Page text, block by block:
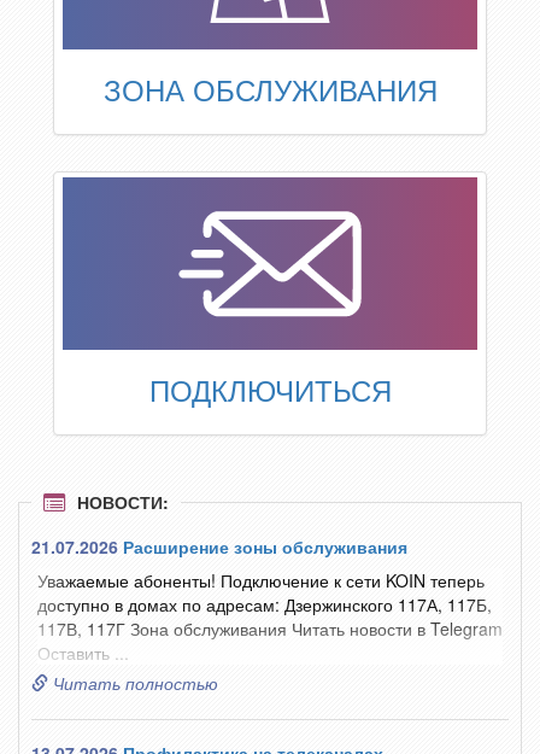
ЗОНА ОБСЛУЖИВАНИЯ
ПОДКЛЮЧИТЬСЯ
НОВОСТИ:
21.07.2026 Расширение зоны обслуживания
Уважаемые абоненты! Подключение к сети KOIN теперь
доступно в домах по адресам: Дзержинского 117А, 117Б,
117В, 117Г Зона обслуживания Читать новости в Telegram
Оставить ...
Читать полностью